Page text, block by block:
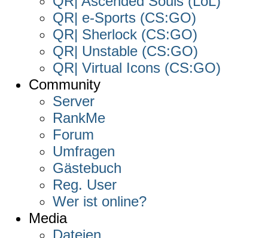
QR| e-Sports (CS:GO)
QR| Sherlock (CS:GO)
QR| Unstable (CS:GO)
QR| Virtual Icons (CS:GO)
Community
Server
RankMe
Forum
Umfragen
Gästebuch
Reg. User
Wer ist online?
Media
Dateien